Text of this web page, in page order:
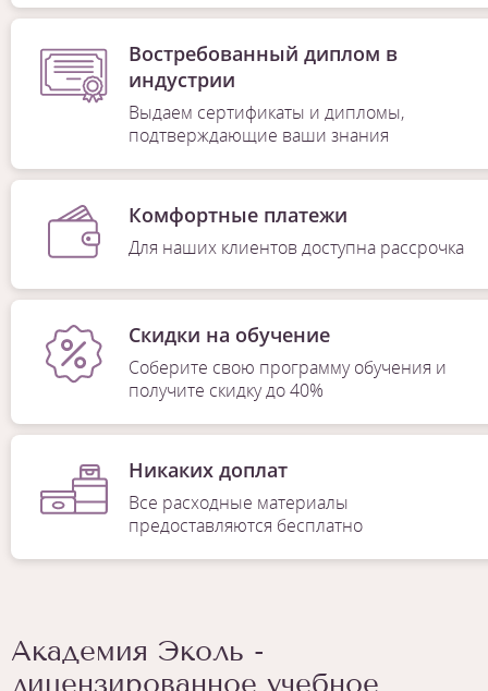
Востребованный диплом в
индустрии
Выдаем сертификаты и дипломы,
подтверждающие ваши знания
Комфортные платежи
Для наших клиентов доступна рассрочка
Скидки на обучение
Соберите свою программу обучения и
получите скидку до 40%
Никаких доплат
Все расходные материалы
предоставляются бесплатно
Академия Эколь -
лицензированное учебное